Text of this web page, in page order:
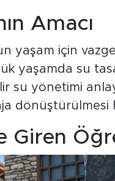
Amacı
yaşam için
yaşamda su
su yönetimi
dönüştürülmesi
Giren